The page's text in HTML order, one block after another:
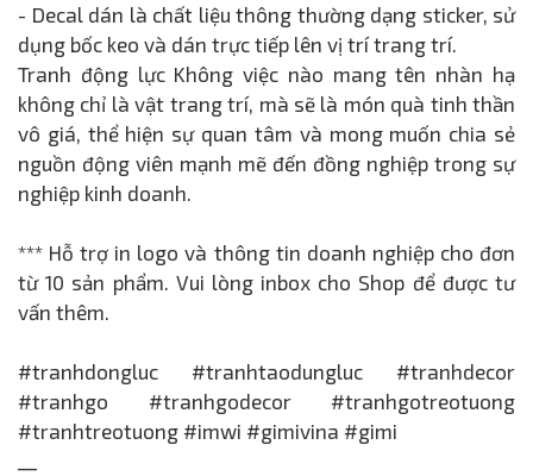
- Decal dán là chất liệu thông thường dạng sticker, sử
dụng bốc keo và dán trực tiếp lên vị trí trang trí.
Tranh động lực Không việc nào mang tên nhàn hạ
không chỉ là vật trang trí, mà sẽ là món quà tinh thần
vô giá, thể hiện sự quan tâm và mong muốn chia sẻ
nguồn động viên mạnh mẽ đến đồng nghiệp trong sự
nghiệp kinh doanh.
*** Hỗ trợ in logo và thông tin doanh nghiệp cho đơn
từ 10 sản phẩm. Vui lòng inbox cho Shop để được tư
vấn thêm.
#tranhdongluc #tranhtaodungluc #tranhdecor
#tranhgo #tranhgodecor #tranhgotreotuong
#tranhtreotuong #imwi #gimivina #gimi